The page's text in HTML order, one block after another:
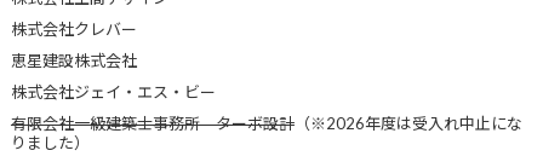
株式会社クレバー
恵星建設株式会社
株式会社ジェイ・エス・ビー
有限会社一級建築士事務所 ターボ設計（※2026年度は受入れ中止にな
りました）